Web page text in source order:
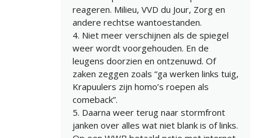
reageren. Milieu, VVD du Jour, Zorg en
andere rechtse wantoestanden.
4. Niet meer verschijnen als de spiegel
weer wordt voorgehouden. En de
leugens doorzien en ontzenuwd. Of
zaken zeggen zoals “ga werken links tuig,
Krapuulers zijn homo’s roepen als
comeback”.
5. Daarna weer terug naar stormfront
janken over alles wat niet blank is of links.